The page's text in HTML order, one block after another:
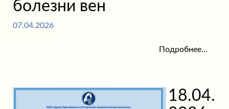
болезни вен
07.04.2026
Подробнее...
18.04.